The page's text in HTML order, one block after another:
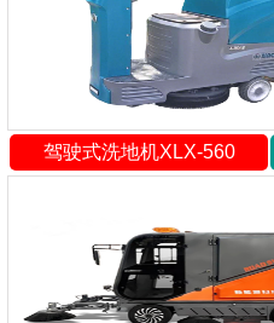
驾驶式洗地机XLX-560